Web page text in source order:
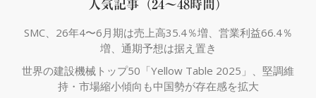
人気記事（24～48時間）
SMC、26年4〜6月期は売上高35.4％増、営業利益66.4％
増、通期予想は据え置き
世界の建設機械トップ50「Yellow Table 2025」、堅調維
持・市場縮小傾向も中国勢が存在感を拡大